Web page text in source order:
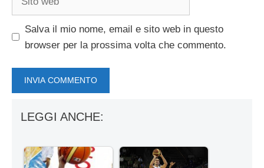
Salva il mio nome, email e sito web in questo
browser per la prossima volta che commento.
LEGGI ANCHE: